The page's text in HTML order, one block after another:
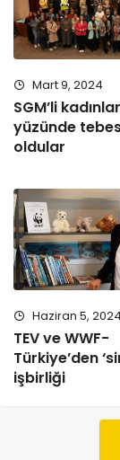
Mart 9, 2024
SGM’li
yüzünde
oldular
Haziran 5, 2024
TEV ve WWF-
Türkiye’den
işbirliği